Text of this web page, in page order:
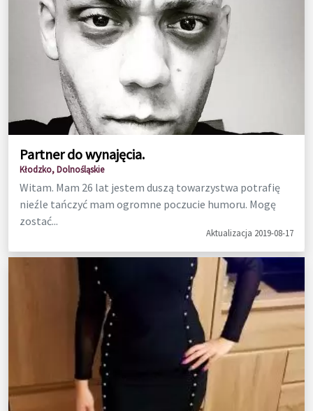
Partner do wynajęcia.
Kłodzko, Dolnośląskie
Witam. Mam 26 lat jestem duszą towarzystwa potrafię
nieźle tańczyć mam ogromne poczucie humoru. Mogę
zostać...
Aktualizacja 2019-08-17